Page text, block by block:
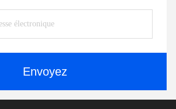
Envoyez